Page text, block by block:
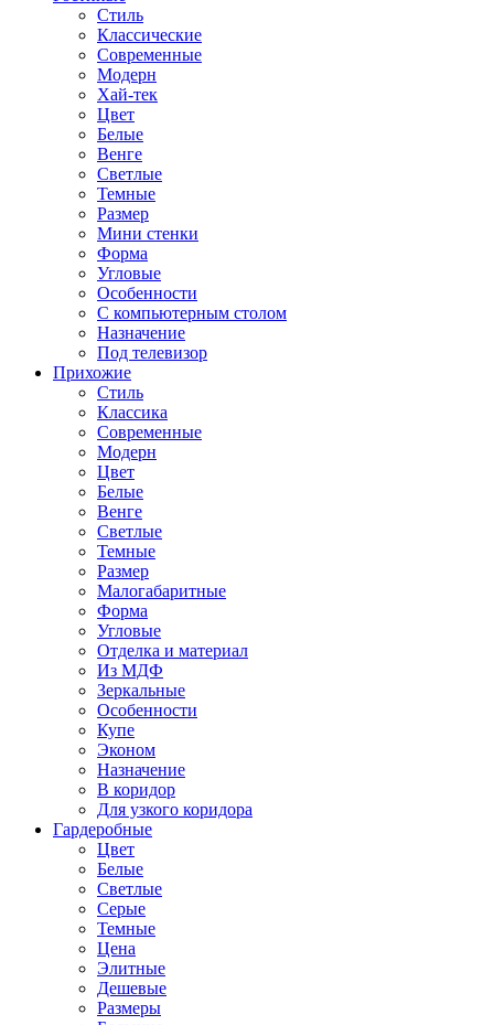
Стиль
Классические
Современные
Модерн
Хай-тек
Цвет
Белые
Венге
Светлые
Темные
Размер
Мини стенки
Форма
Угловые
Особенности
С компьютерным столом
Назначение
Под телевизор
Прихожие
Стиль
Классика
Современные
Модерн
Цвет
Белые
Венге
Светлые
Темные
Размер
Малогабаритные
Форма
Угловые
Отделка и материал
Из МДФ
Зеркальные
Особенности
Купе
Эконом
Назначение
В коридор
Для узкого коридора
Гардеробные
Цвет
Белые
Светлые
Серые
Темные
Цена
Элитные
Дешевые
Размеры